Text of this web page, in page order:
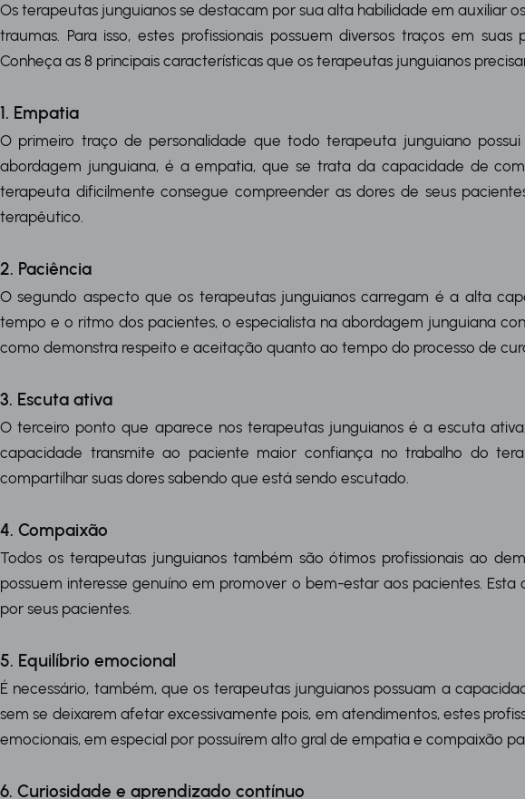
Os terapeutas junguianos se destacam por sua alta habilidade em auxiliar
traumas. Para isso, estes profissionais possuem diversos traços em
Conheça as 8 principais características que os terapeutas junguianos
1. Empatia
O primeiro traço de personalidade que todo terapeuta junguiano
abordagem junguiana, é a empatia, que se trata da capacidade de
terapeuta dificilmente consegue compreender as dores de seus
terapêutico.
2. Paciência
O segundo aspecto que os terapeutas junguianos carregam é a alta
tempo e o ritmo dos pacientes, o especialista na abordagem junguiana
como demonstra respeito e aceitação quanto ao tempo do processo de
3. Escuta ativa
O terceiro ponto que aparece nos terapeutas junguianos é a escuta
capacidade transmite ao paciente maior confiança no trabalho do
compartilhar suas dores sabendo que está sendo escutado.
4. Compaixão
Todos os terapeutas junguianos também são ótimos profissionais ao
possuem interesse genuíno em promover o bem-estar aos pacientes.
por seus pacientes.
5. Equilíbrio emocional
É necessário, também, que os terapeutas junguianos possuam a
sem se deixarem afetar excessivamente pois, em atendimentos, estes
emocionais, em especial por possuírem alto gral de empatia e compaixão
6. Curiosidade e aprendizado contínuo